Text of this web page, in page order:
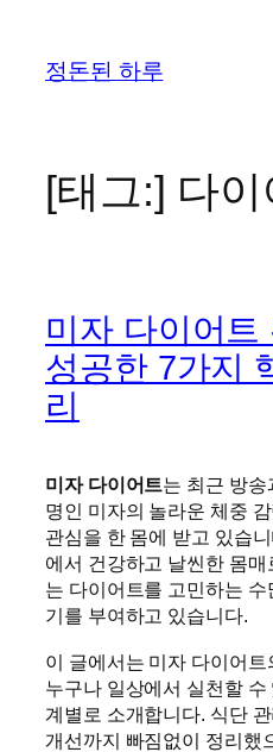
정돈된 하루
[태그:] 다
미자 다이어트
성공한 7가지
리
미자 다이어트는 최근 방송
명인 미자의 놀라운 체중
관심을 한 몸에 받고 있습
에서 건강하고 날씬한 몸매
는 다이어트를 고민하는
기를 부여하고 있습니다.
이 글에서는 미자 다이어
누구나 일상에서 실천할
계별로 소개합니다. 식단
개선까지 빠짐없이 정리했